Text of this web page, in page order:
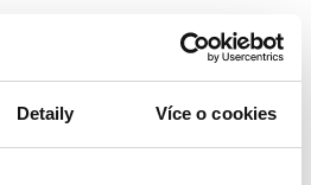
Detaily Více o cookies